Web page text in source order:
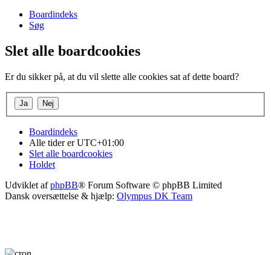
Boardindeks
Søg
Slet alle boardcookies
Er du sikker på, at du vil slette alle cookies sat af dette board?
Boardindeks
Alle tider erUTC+01:00
Slet alle boardcookies
Holdet
Udviklet afphpBB® Forum Software © phpBB Limited
Dansk oversættelse & hjælp: Olympus DK Team